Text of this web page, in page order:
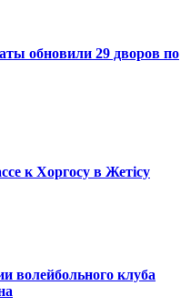
обновили 29 дворов по
к Хоргосу в Жетісу
волейбольного клуба